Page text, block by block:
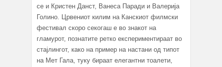
се и Кристен Данст, Ванеса Паради и Валерија
Голино. Црвениот килим на Канскиот филмски
фестивал скоро секогаш е во знакот на
гламурот, познатите ретко експериментираат во
стајлингот, како на пример на настани од типот
на Мет Гала, туку бираат елегантни тоалети,